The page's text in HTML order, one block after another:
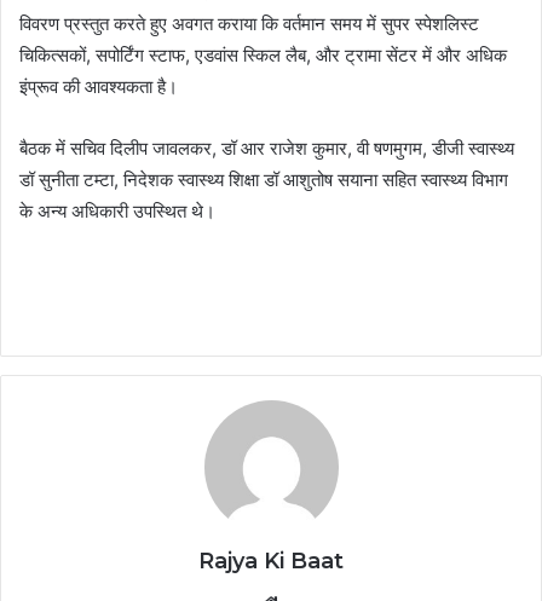
विवरण प्रस्तुत करते हुए अवगत कराया कि वर्तमान समय में सुपर स्पेशलिस्ट
चिकित्सकों, सपोर्टिंग स्टाफ, एडवांस स्किल लैब, और ट्रामा सेंटर में और अधिक
इंप्रूव की आवश्यकता है।
बैठक में सचिव दिलीप जावलकर, डॉ आर राजेश कुमार, वी षणमुगम, डीजी स्वास्थ्य
डॉ सुनीता टम्टा, निदेशक स्वास्थ्य शिक्षा डॉ आशुतोष सयाना सहित स्वास्थ्य विभाग
के अन्य अधिकारी उपस्थित थे।
Rajya Ki Baat